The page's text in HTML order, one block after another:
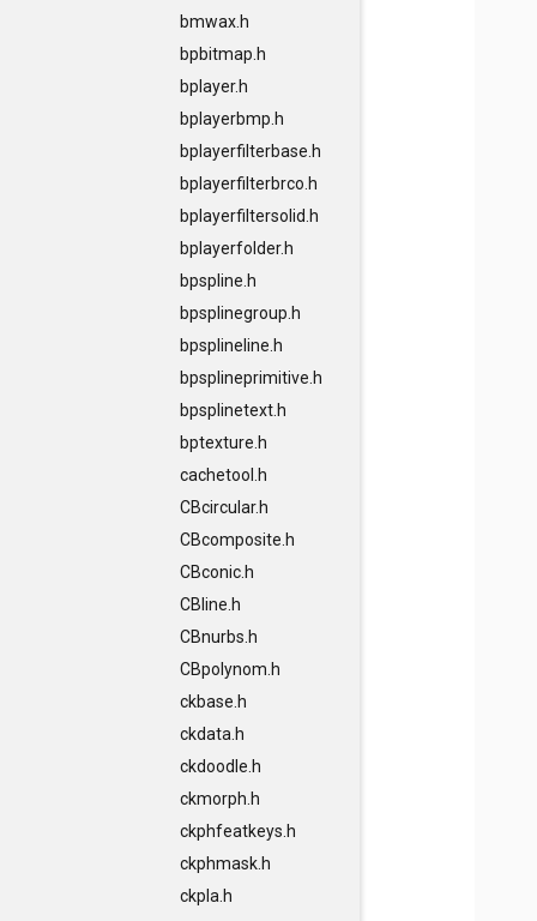
bmwax.h
bpbitmap.h
bplayer.h
bplayerbmp.h
bplayerfilterbase.h
bplayerfilterbrco.h
bplayerfiltersolid.h
bplayerfolder.h
bpspline.h
bpsplinegroup.h
bpsplineline.h
bpsplineprimitive.h
bpsplinetext.h
bptexture.h
cachetool.h
CBcircular.h
CBcomposite.h
CBconic.h
CBline.h
CBnurbs.h
CBpolynom.h
ckbase.h
ckdata.h
ckdoodle.h
ckmorph.h
ckphfeatkeys.h
ckphmask.h
ckpla.h